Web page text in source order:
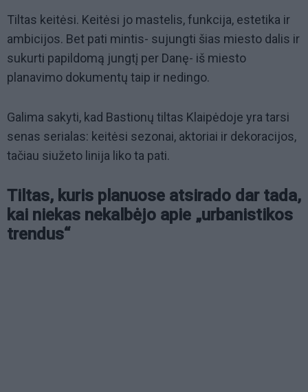
Tiltas keitėsi. Keitėsi jo mastelis, funkcija, estetika ir
ambicijos. Bet pati mintis- sujungti šias miesto dalis ir
sukurti papildomą jungtį per Danę- iš miesto
planavimo dokumentų taip ir nedingo.
Galima sakyti, kad Bastionų tiltas Klaipėdoje yra tarsi
senas serialas: keitėsi sezonai, aktoriai ir dekoracijos,
tačiau siužeto linija liko ta pati.
Tiltas, kuris planuose atsirado dar tada,
kai niekas nekalbėjo apie „urbanistikos
trendus“